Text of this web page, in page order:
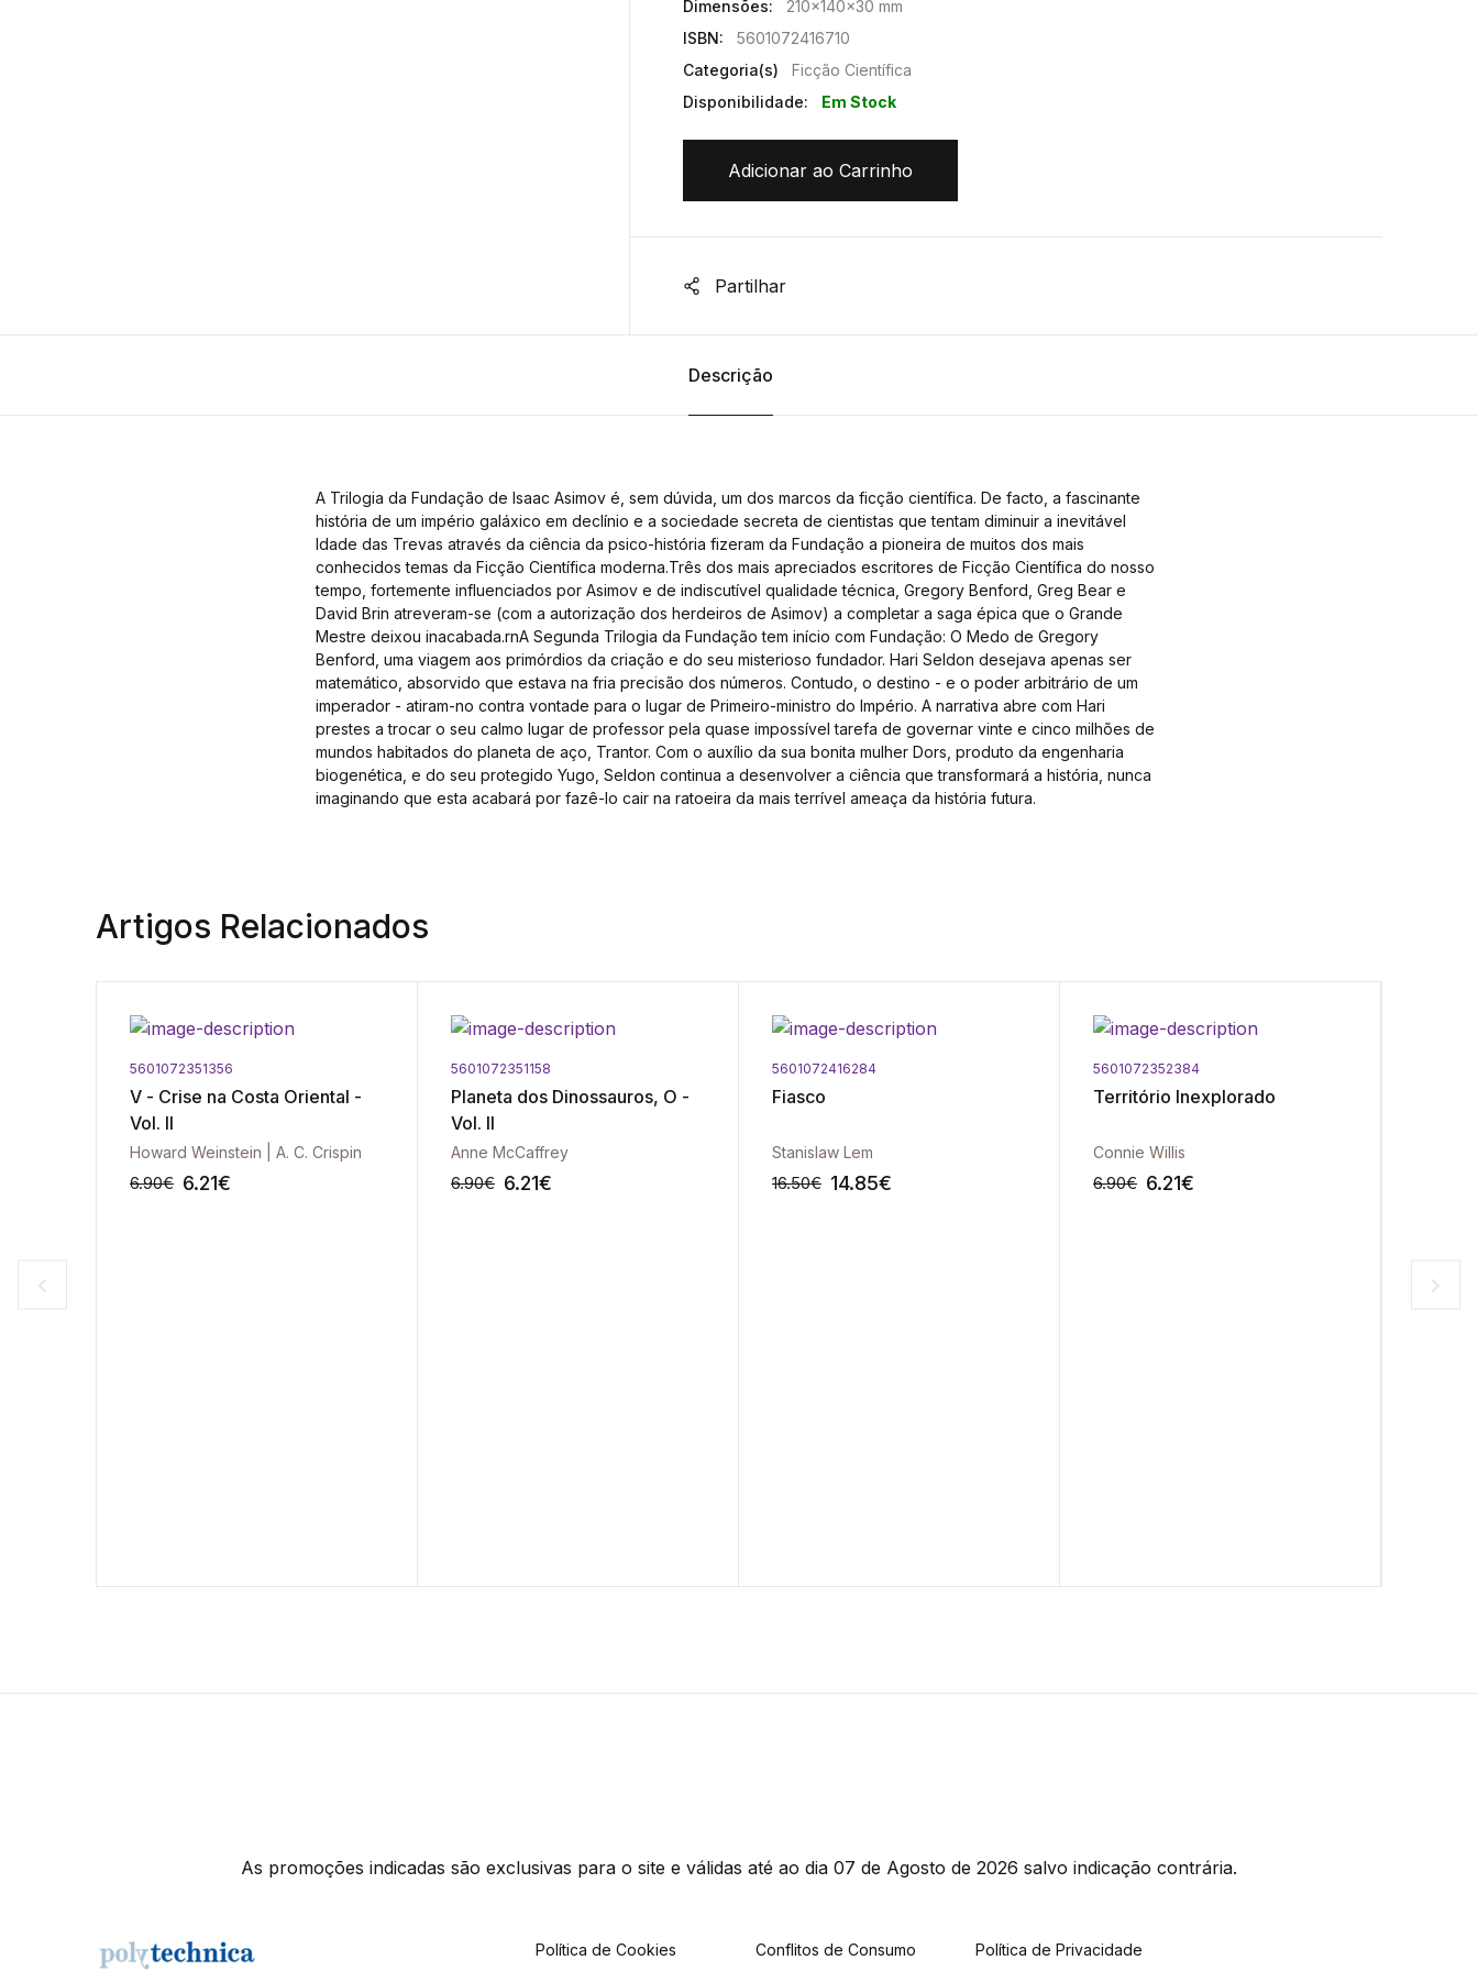
Dimensões:
210x140x30 mm
ISBN:
5601072416710
Categoria(s)
Ficção Científica
Disponibilidade:
Em Stock
Adicionar ao Carrinho
Partilhar
Descrição
A Trilogia da Fundação de Isaac Asimov é, sem dúvida, um dos marcos da ficção científica. De facto, a fascinante
história de um império galáxico em declínio e a sociedade secreta de cientistas que tentam diminuir a inevitável
Idade das Trevas através da ciência da psico-história fizeram da Fundação a pioneira de muitos dos mais
conhecidos temas da Ficção Científica moderna.Três dos mais apreciados escritores de Ficção Científica do nosso
tempo, fortemente influenciados por Asimov e de indiscutível qualidade técnica, Gregory Benford, Greg Bear e
David Brin atreveram-se (com a autorização dos herdeiros de Asimov) a completar a saga épica que o Grande
Mestre deixou inacabada.rnA Segunda Trilogia da Fundação tem início com Fundação: O Medo de Gregory
Benford, uma viagem aos primórdios da criação e do seu misterioso fundador. Hari Seldon desejava apenas ser
matemático, absorvido que estava na fria precisão dos números. Contudo, o destino - e o poder arbitrário de um
imperador - atiram-no contra vontade para o lugar de Primeiro-ministro do Império. A narrativa abre com Hari
prestes a trocar o seu calmo lugar de professor pela quase impossível tarefa de governar vinte e cinco milhões de
mundos habitados do planeta de aço, Trantor. Com o auxílio da sua bonita mulher Dors, produto da engenharia
biogenética, e do seu protegido Yugo, Seldon continua a desenvolver a ciência que transformará a história, nunca
imaginando que esta acabará por fazê-lo cair na ratoeira da mais terrível ameaça da história futura.
Artigos Relacionados
5601072351356
V - Crise na Costa Oriental -
Vol. II
Howard Weinstein | A. C. Crispin
6.90€ 6.21€
5601072351158
Planeta dos Dinossauros, O -
Vol. II
Anne McCaffrey
6.90€ 6.21€
5601072416284
Fiasco
Stanislaw Lem
16.50€ 14.85€
5601072352384
Território Inexplorado
Connie Willis
6.90€ 6.21€
As promoções indicadas são exclusivas para o site e válidas até ao dia 07 de Agosto de 2026 salvo indicação contrária.
Política de Cookies Conflitos de Consumo Política de Privacidade